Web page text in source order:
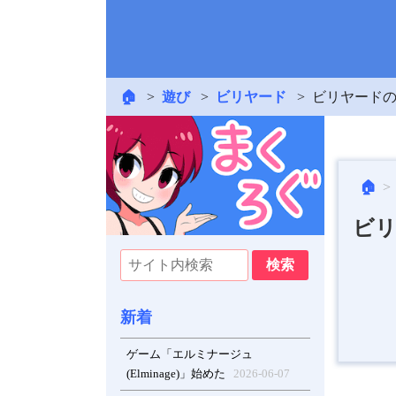
🏠 遊び ビリヤード ビリヤード
新着
ゲーム「エルミナージュ
(Elminage)」始めた
2026-06-07
🏠
ビ